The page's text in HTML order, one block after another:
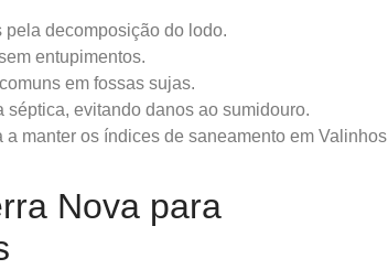
decomposição do lodo.
entupimentos.
em fossas sujas.
evitando danos ao sumidouro.
manter os índices de saneamento em Valinhos
Nova para